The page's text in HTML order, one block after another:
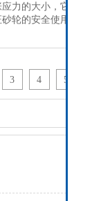
力的大小，它是砂轮
轮的安全使用，标准
接收数Ac=0，拒收数
3 4 5